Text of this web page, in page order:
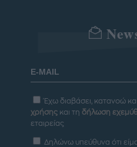
Έχω διαβάσει, κατανοώ
χρήσης και τη δήλωση
εταιρείας
Δηλώνω υπεύθυνα ότι